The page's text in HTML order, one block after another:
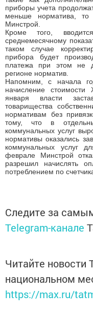
приборы учета
меньше норматива, то
Минстрой.
Кроме того,
среднемесячному
таком случае
прибора будет
платежа при этом не
регионе норматив.
Напомним, с начала
начисление
января власти
товарищества
нормативам без
тому, что в
коммунальных услуг
нормативы оказались
коммунальных услуг
феврале Минстрой
разрешил начислять
потреблением по
Следите за
Telegram-канале
Читайте новости
национальном
https://max.ru/